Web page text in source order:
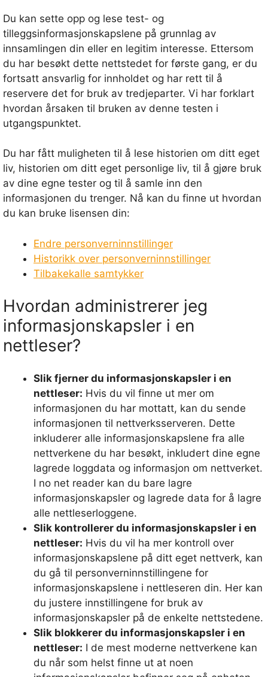
Du kan sette opp og lese test- og
tilleggsinformasjonskapslene på grunnlag av
innsamlingen din eller en legitim interesse. Ettersom
du har besøkt dette nettstedet for første gang, er du
fortsatt ansvarlig for innholdet og har rett til å
reservere det for bruk av tredjeparter. Vi har forklart
hvordan årsaken til bruken av denne testen i
utgangspunktet.
Du har fått muligheten til å lese historien om ditt eget
liv, historien om ditt eget personlige liv, til å gjøre bruk
av dine egne tester og til å samle inn den
informasjonen du trenger. Nå kan du finne ut hvordan
du kan bruke lisensen din:
Endre personverninnstillinger
Historikk over personverninnstillinger
Tilbakekalle samtykker
Hvordan administrerer jeg
informasjonskapsler i en
nettleser?
Slik fjerner du informasjonskapsler i en
nettleser: Hvis du vil finne ut mer om
informasjonen du har mottatt, kan du sende
informasjonen til nettverksserveren. Dette
inkluderer alle informasjonskapslene fra alle
nettverkene du har besøkt, inkludert dine egne
lagrede loggdata og informasjon om nettverket.
I no net reader kan du bare lagre
informasjonskapsler og lagrede data for å lagre
alle nettleserloggene.
Slik kontrollerer du informasjonskapsler i en
nettleser: Hvis du vil ha mer kontroll over
informasjonskapslene på ditt eget nettverk, kan
du gå til personverninnstillingene for
informasjonskapslene i nettleseren din. Her kan
du justere innstillingene for bruk av
informasjonskapsler på de enkelte nettstedene.
Slik blokkerer du informasjonskapsler i en
nettleser: I de mest moderne nettverkene kan
du når som helst finne ut at noen